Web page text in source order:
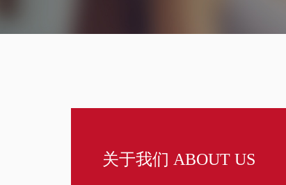
关于我们 ABOUT US